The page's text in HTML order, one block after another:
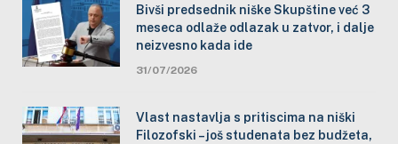
Bivši predsednik niške Skupštine već 3
meseca odlaže odlazak u zatvor, i dalje
neizvesno kada ide
31/07/2026
Vlast nastavlja s pritiscima na niški
Filozofski – još studenata bez budžeta,